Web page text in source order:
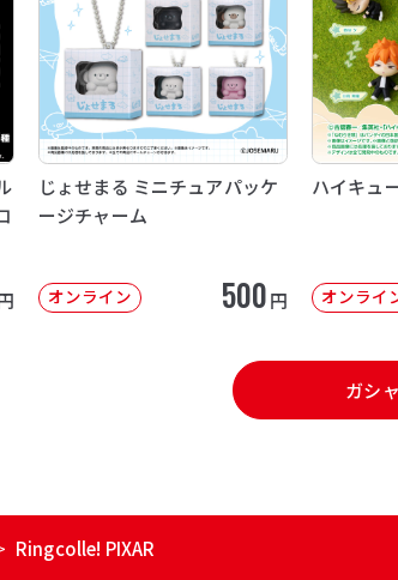
じょせまる ミニチュアパッケ
ージチャーム
オンライン 500円
ハイキュ
オンライ
ガシ
Ringcolle! PIXAR